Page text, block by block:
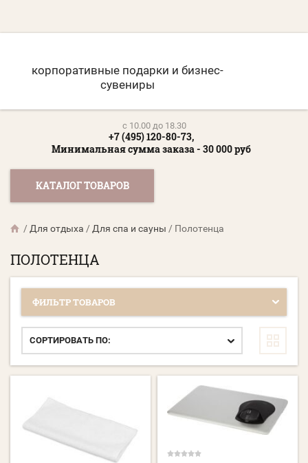
корпоративные подарки и бизнес-
сувениры
c 10.00 до 18.30
+7 (495) 120-80-73,
Минимальная сумма заказа - 30 000 руб
КАТАЛОГ ТОВАРОВ
/ Для отдыха / Для спа и сауны / Полотенца
ПОЛОТЕНЦА
ФИЛЬТР ТОВАРОВ
СОРТИРОВАТЬ ПО: